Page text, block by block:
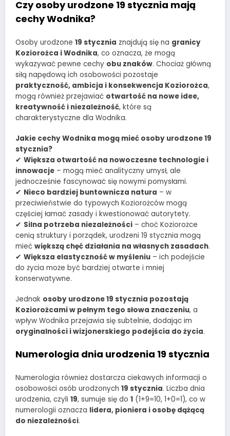
Czy osoby urodzone 19 stycznia mają
cechy Wodnika?
Osoby urodzone 19 stycznia znajdują się na granicy
Koziorożca i Wodnika, co oznacza, że mogą
wykazywać pewne cechy obu znaków. Chociaż główną
siłą napędową ich osobowości pozostaje
praktyczność, ambicja i konsekwencja Koziorożca,
mogą również przejawiać otwartość na nowe idee,
kreatywność i niezależność, które są
charakterystyczne dla Wodnika.
Jakie cechy Wodnika mogą mieć osoby urodzone 19
stycznia?
✔ Większa otwartość na nowoczesne technologie i
innowacje – mogą mieć analityczny umysł, ale
jednocześnie fascynować się nowymi pomysłami.
✔ Nieco bardziej buntownicza natura – w
przeciwieństwie do typowych Koziorożców mogą
częściej łamać zasady i kwestionować autorytety.
✔ Silna potrzeba niezależności – choć Koziorożce
cenią struktury i porządek, urodzeni 19 stycznia mogą
mieć większą chęć działania na własnych zasadach.
✔ Większa elastyczność w myśleniu – ich podejście
do życia może być bardziej otwarte i mniej
konserwatywne.
Jednak osoby urodzone 19 stycznia pozostają
Koziorożcami w pełnym tego słowa znaczeniu, a
wpływ Wodnika przejawia się subtelnie, dodając im
oryginalności i wizjonerskiego podejścia do życia.
Numerologia dnia urodzenia 19 stycznia
Numerologia również dostarcza ciekawych informacji o
osobowości osób urodzonych 19 stycznia. Liczba dnia
urodzenia, czyli 19, sumuje się do 1 (1+9=10, 1+0=1), co w
numerologii oznacza lidera, pioniera i osobę dążącą
do niezależności.